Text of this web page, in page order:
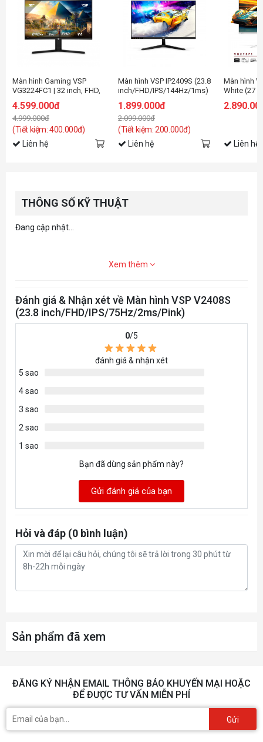
Màn hình Gaming VSP
VG3224FC1 | 32 inch, FHD,
4.599.000đ
4.999.000đ
(Tiết kiệm: 400.000đ)
Liên hệ
Màn hình VSP IP2409S (23.8
inch/FHD/IPS/144Hz/1ms)
1.899.000đ
2.099.000đ
(Tiết kiệm: 200.000đ)
Liên hệ
Màn hình
White (27
Liên hệ
THÔNG SỐ KỸ THUẬT
Đang cập nhật...
Xem thêm
Đánh giá & Nhận xét về Màn hình VSP V2408S
(23.8 inch/FHD/IPS/75Hz/2ms/Pink)
0/5
đánh giá & nhận xét
5 sao
4 sao
3 sao
2 sao
1 sao
Bạn đã dùng sản phẩm này?
Gửi đánh giá của bạn
Hỏi và đáp (0 bình luận)
Sản phẩm đã xem
ĐĂNG KÝ NHẬN EMAIL THÔNG BÁO KHUYẾN MẠI HOẶC
ĐỂ ĐƯỢC TƯ VẤN MIỄN PHÍ
Gửi